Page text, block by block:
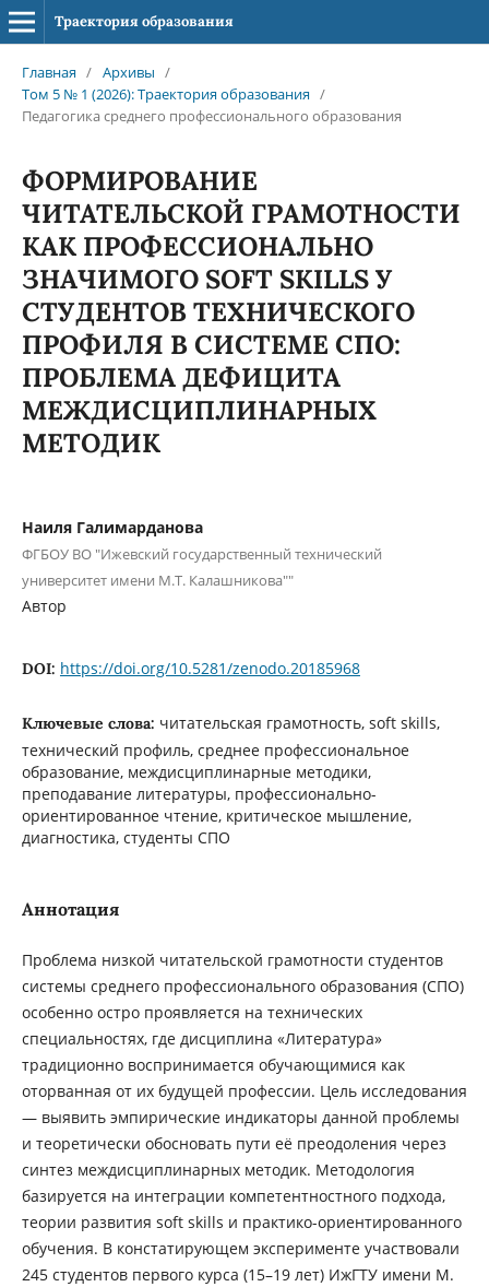
Траектория образования
Главная / Архивы /
Том 5 № 1 (2026): Траектория образования /
Педагогика среднего профессионального образования
ФОРМИРОВАНИЕ
ЧИТАТЕЛЬСКОЙ ГРАМОТНОСТИ
КАК ПРОФЕССИОНАЛЬНО
ЗНАЧИМОГО SOFT SKILLS У
СТУДЕНТОВ ТЕХНИЧЕСКОГО
ПРОФИЛЯ В СИСТЕМЕ СПО:
ПРОБЛЕМА ДЕФИЦИТА
МЕЖДИСЦИПЛИНАРНЫХ
МЕТОДИК
Наиля Галимарданова
ФГБОУ ВО "Ижевский государственный технический
университет имени М.Т. Калашникова""
Автор
DOI: https://doi.org/10.5281/zenodo.20185968
Ключевые слова: читательская грамотность, soft skills,
технический профиль, среднее профессиональное
образование, междисциплинарные методики,
преподавание литературы, профессионально-
ориентированное чтение, критическое мышление,
диагностика, студенты СПО
Аннотация
Проблема низкой читательской грамотности студентов
системы среднего профессионального образования (СПО)
особенно остро проявляется на технических
специальностях, где дисциплина «Литература»
традиционно воспринимается обучающимися как
оторванная от их будущей профессии. Цель исследования
— выявить эмпирические индикаторы данной проблемы
и теоретически обосновать пути её преодоления через
синтез междисциплинарных методик. Методология
базируется на интеграции компетентностного подхода,
теории развития soft skills и практико-ориентированного
обучения. В констатирующем эксперименте участвовали
245 студентов первого курса (15–19 лет) ИжГТУ имени М.